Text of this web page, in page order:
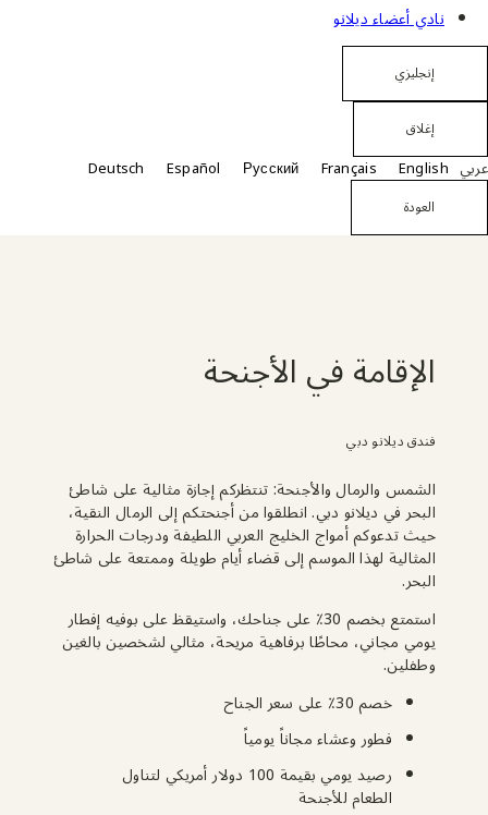
نادي أعضاء ديلانو
إنجليزي
إغلاق
عربي English
Français
Русский
Español
Deutsch
العودة
الإقامة في الأجنحة
فندق ديلانو دبي
البحر.
استمتع بخصم 30٪ على جناحك، واستيقظ على بوفيه إفطار
وطفلين.
خصم 30٪ على سعر الجناح
فطور وعشاء مجاناً يومياً
رصيد يومي بقيمة 100 دولار أمريكي لتناول
الطعام للأجنحة